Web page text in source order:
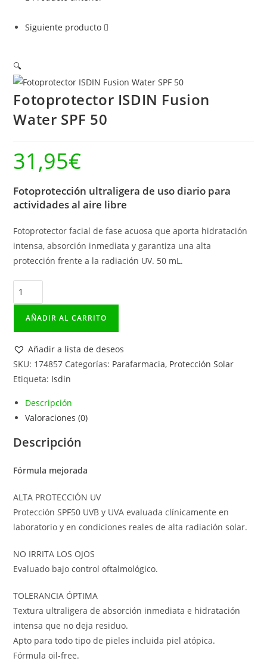
Siguiente producto
🔍
Fotoprotector ISDIN Fusion
Water SPF 50
31,95€
Fotoprotección ultraligera de uso diario para
actividades al aire libre
Fotoprotector facial de fase acuosa que aporta hidratación
intensa, absorción inmediata y garantiza una alta
protección frente a la radiación UV. 50 mL.
Fotoprotector
ISDIN
Fusion
Water
SPF
50
cantidad
AÑADIR AL CARRITO
Añadir a lista de deseos
SKU: 174857 Categorías: Parafarmacia, Protección Solar
Etiqueta: Isdin
Descripción
Valoraciones (0)
Descripción
Fórmula mejorada
ALTA PROTECCIÓN UV
Protección SPF50 UVB y UVA evaluada clínicamente en
laboratorio y en condiciones reales de alta radiación solar.
NO IRRITA LOS OJOS
Evaluado bajo control oftalmológico.
TOLERANCIA ÓPTIMA
Textura ultraligera de absorción inmediata e hidratación
intensa que no deja residuo.
Apto para todo tipo de pieles incluida piel atópica.
Fórmula oil-free.